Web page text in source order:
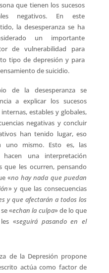
que tienen los sucesos
negativos. En este
la desesperanza se ha
un importante
de vulnerabilidad para
tipo de depresión y para
de suicidio.
de la desesperanza se
a explicar los sucesos
estables y globales,
negativas y concluir
han tenido lugar, eso
uno mismo. Esto es, las
una interpretación
que les ocurren, pensando
«no hay nada que puedan
» y que las consecuencias
y que afectarán a todos los
«echan la culpa» de lo que
«seguirá pasando en el
de la Depresión propone
actúa como factor de